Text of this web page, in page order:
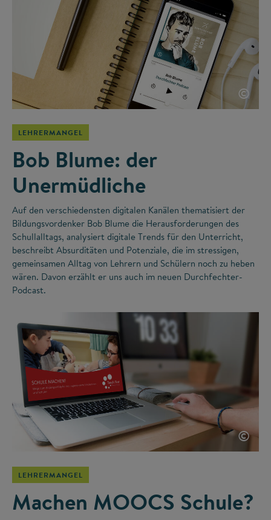
©
LEHRERMANGEL
Bob Blume: der
Unermüdliche
Auf den verschiedensten digitalen Kanälen thematisiert der
Bildungsvordenker Bob Blume die Herausforderungen des
Schullalltags, analysiert digitale Trends für den Unterricht,
beschreibt Absurditäten und Potenziale, die im stressigen,
gemeinsamen Alltag von Lehrern und Schülern noch zu heben
wären. Davon erzählt er uns auch im neuen Durchfechter-
Podcast.
©
LEHRERMANGEL
Machen MOOCS Schule?